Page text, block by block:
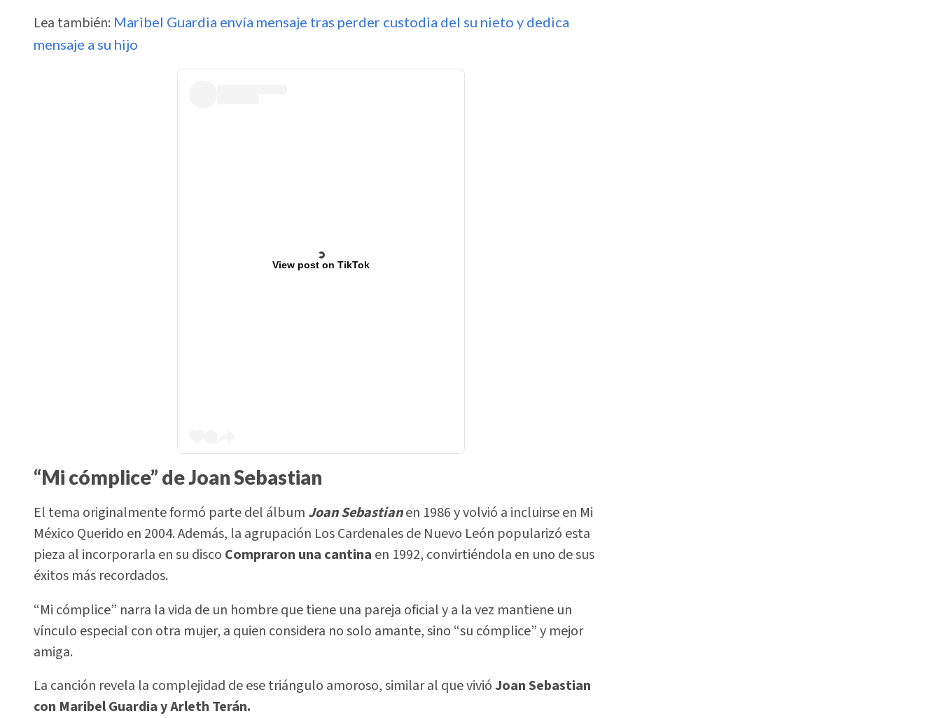
Lea también: Maribel Guardia envía mensaje tras perder custodia del su nieto y dedica
mensaje a su hijo
View post on TikTok
“Mi cómplice” de Joan Sebastian
El tema originalmente formó parte del álbum Joan Sebastianen 1986 y volvió a incluirse en Mi
México Querido en 2004. Además, la agrupación Los Cardenales de Nuevo León popularizó esta
pieza al incorporarla en su disco Compraron una cantina en 1992, convirtiéndola en uno de sus
éxitos más recordados.
“Mi cómplice” narra la vida de un hombre que tiene una pareja oficial y a la vez mantiene un
vínculo especial con otra mujer, a quien considera no solo amante, sino “su cómplice” y mejor
amiga.
La canción revela la complejidad de ese triángulo amoroso, similar al que vivióJoan Sebastian
con Maribel Guardia y Arleth Terán.